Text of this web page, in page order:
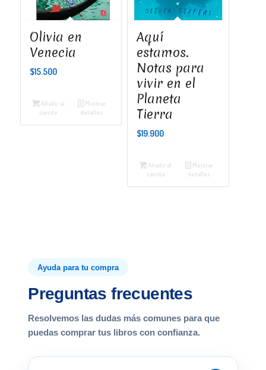
Olivia en
Venecia
$15.500
Añadir al
carrito
Mostrar
detalles
Aquí
estamos.
Notas para
vivir en el
Planeta
Tierra
$19.900
Añadir al
carrito
Mostrar
detalles
Ayuda para tu compra
Preguntas frecuentes
Resolvemos las dudas más comunes para que
puedas comprar tus libros con confianza.